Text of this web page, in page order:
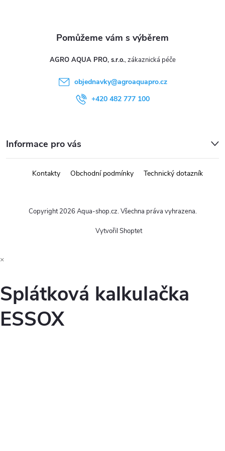
AGRO AQUA PRO, s.r.o.
objednavky@agroaquapro.cz
+420 482 777 100
Informace pro vás
Kontakty Obchodní podmínky Technický dotazník
Vytvořil Shoptet
Copyright 2026 Aqua-shop.cz. Všechna práva vyhrazena.
×
Splátková kalkulačka
ESSOX